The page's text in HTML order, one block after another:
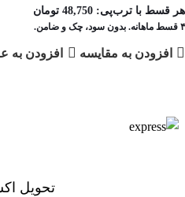
هر قسط با ترب‌پی: 48,750 تومان
۴ قسط ماهانه. بدون سود، چک و ضامن.
افزودن به مقایسه افزودن به
تحویل